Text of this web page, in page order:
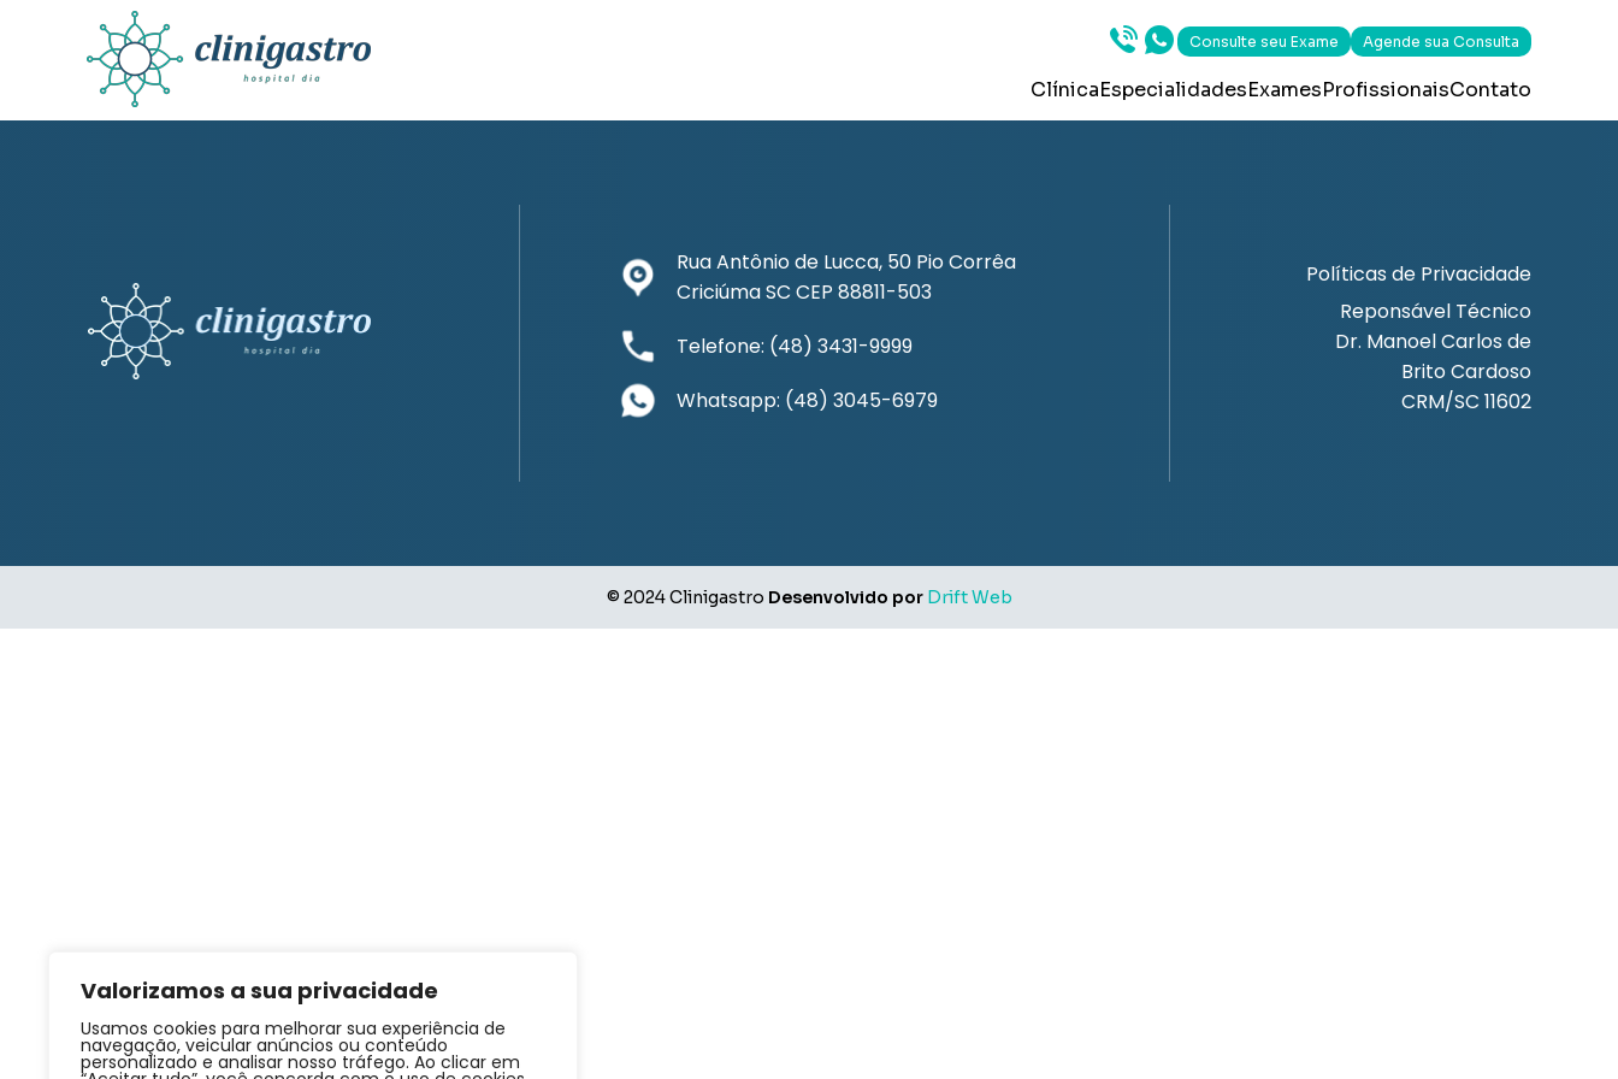
Valorizamos a sua privacidade
Usamos cookies para melhorar sua experiência de
navegação, veicular anúncios ou conteúdo
personalizado e analisar nosso tráfego. Ao clicar em
Consulte seu Exame Agende sua Consulta
ClínicaEspecialidadesExamesProfissionaisContato
Rua Antônio de Lucca, 50 Pio Corrêa
Criciúma SC CEP 88811-503
Telefone: (48) 3431-9999
Whatsapp: (48) 3045-6979
Políticas de Privacidade
Reponsável Técnico
Dr. Manoel Carlos de
Brito Cardoso
CRM/SC 11602
© 2024 Clinigastro Desenvolvido por Drift Web